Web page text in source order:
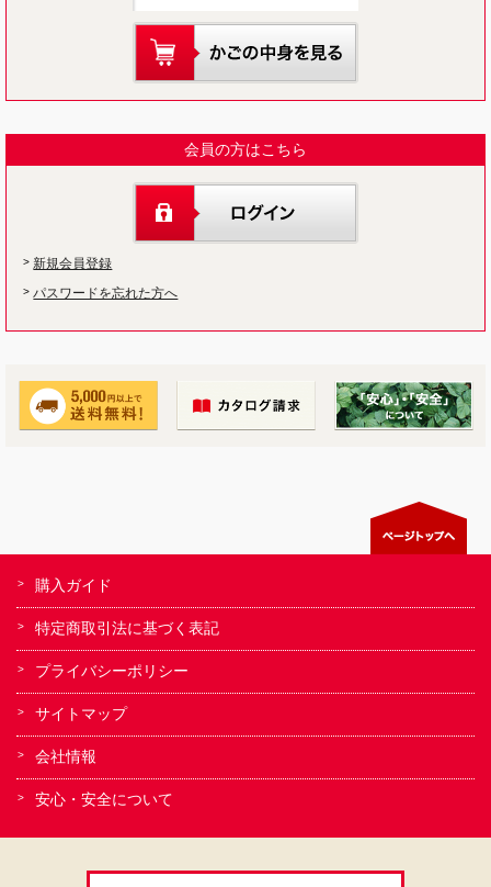
会員の方はこちら
新規会員登録
パスワードを忘れた方へ
購入ガイド
特定商取引法に基づく表記
プライバシーポリシー
サイトマップ
会社情報
安心・安全について